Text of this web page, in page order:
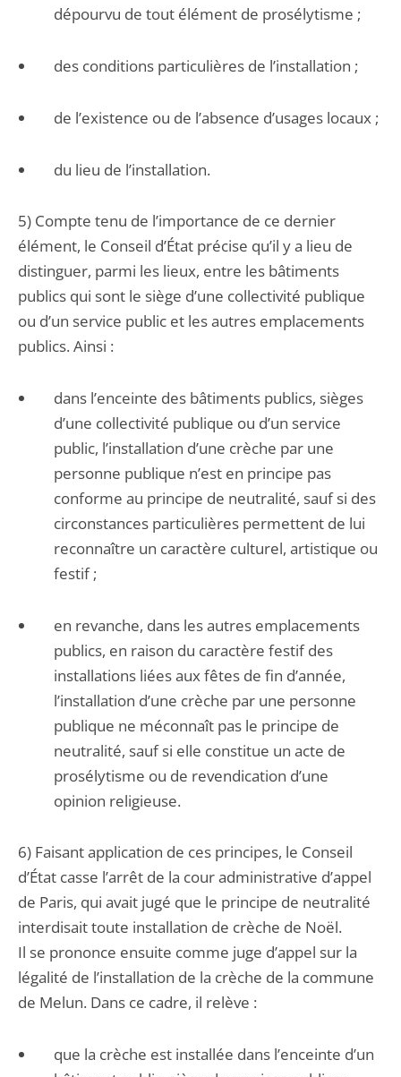
dépourvu de tout élément de prosélytisme ;
des conditions particulières de l’installation ;
de l’existence ou de l’absence d’usages locaux ;
du lieu de l’installation.
5) Compte tenu de l’importance de ce dernier
élément, le Conseil d’État précise qu’il y a lieu de
distinguer, parmi les lieux, entre les bâtiments
publics qui sont le siège d’une collectivité publique
ou d’un service public et les autres emplacements
publics. Ainsi :
dans l’enceinte des bâtiments publics, sièges
d’une collectivité publique ou d’un service
public, l’installation d’une crèche par une
personne publique n’est en principe pas
conforme au principe de neutralité, sauf si des
circonstances particulières permettent de lui
reconnaître un caractère culturel, artistique ou
festif ;
en revanche, dans les autres emplacements
publics, en raison du caractère festif des
installations liées aux fêtes de fin d’année,
l’installation d’une crèche par une personne
publique ne méconnaît pas le principe de
neutralité, sauf si elle constitue un acte de
prosélytisme ou de revendication d’une
opinion religieuse.
6) Faisant application de ces principes, le Conseil
d’État casse l’arrêt de la cour administrative d’appel
de Paris, qui avait jugé que le principe de neutralité
interdisait toute installation de crèche de Noël.
Il se prononce ensuite comme juge d’appel sur la
légalité de l’installation de la crèche de la commune
de Melun. Dans ce cadre, il relève :
que la crèche est installée dans l’enceinte d’un